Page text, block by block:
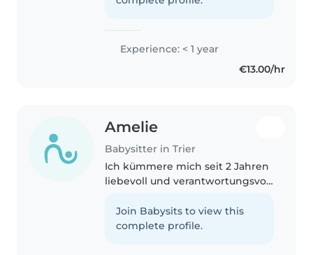
Experience: < 1 year
€13.00/hr
Amelie
Babysitter in Trier
Ich kümmere mich seit 2 Jahren
liebevoll und verantwortungsvoll
kreative Spiele und bereite
einfache Bastelprojekte vor. Mit
Join Babysits to view this
complete profile.